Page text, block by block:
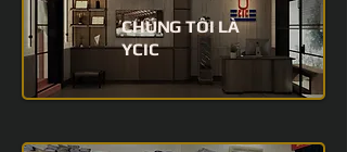
CHÚNG TÔI LÀ
YCIC